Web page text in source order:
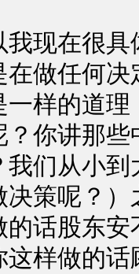
在很具
在做任何
一样的道
？你讲那
我们从小
决策呢？
的话股东
这样做的